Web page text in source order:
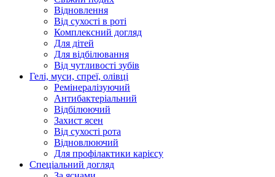
Відновлення
Від сухості в роті
Комплексний догляд
Для дітей
Для відбілювання
Від чутливості зубів
Гелі, муси, спреї, олівці
Ремінералізуючий
Антибактеріальний
Відбілюючий
Захист ясен
Від сухості рота
Відновлюючий
Для профілактики карієсу
Спеціальний догляд